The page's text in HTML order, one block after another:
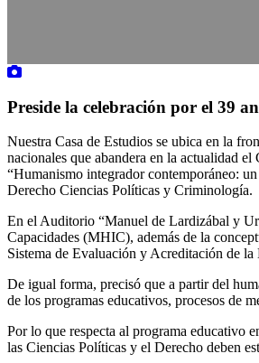
Preside la celebración por el 39
Nuestra Casa de Estudios se ubica en la
nacionales que abandera en la actualidad
“Humanismo integrador contemporáneo:
Derecho Ciencias Políticas y Criminología.
En el Auditorio “Manuel de Lardizábal y
Capacidades (MHIC), además de la
Sistema de Evaluación y Acreditación de
De igual forma, precisó que a partir del
de los programas educativos, procesos de
Por lo que respecta al programa educativo
las Ciencias Políticas y el Derecho deben